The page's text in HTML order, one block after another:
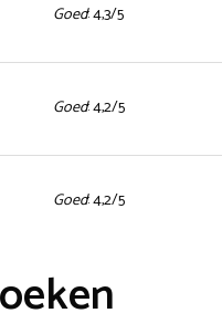
Goed: 4,3/5
Goed: 4,2/5
Goed: 4,2/5